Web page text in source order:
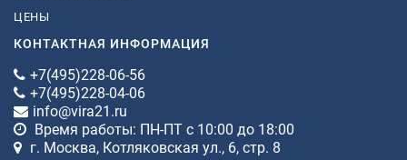
ЦЕНЫ
КОНТАКТНАЯ ИНФОРМАЦИЯ
+7(495)228-06-56
+7(495)228-04-06
info@vira21.ru
Время работы: ПН-ПТ с 10:00 до 18:00
г. Москва, Котляковская ул., 6, стр. 8